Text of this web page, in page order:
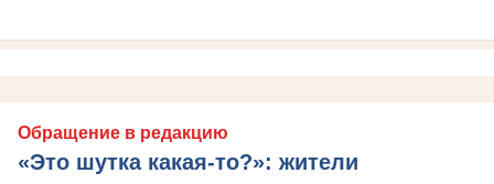
Обращение в редакцию
«Это шутка какая-то?»: жители